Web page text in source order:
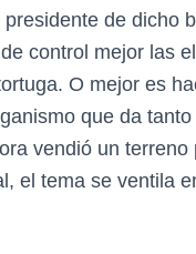
de dicho
control mejor las
O mejor es
que da
vendió un
el tema se ventila